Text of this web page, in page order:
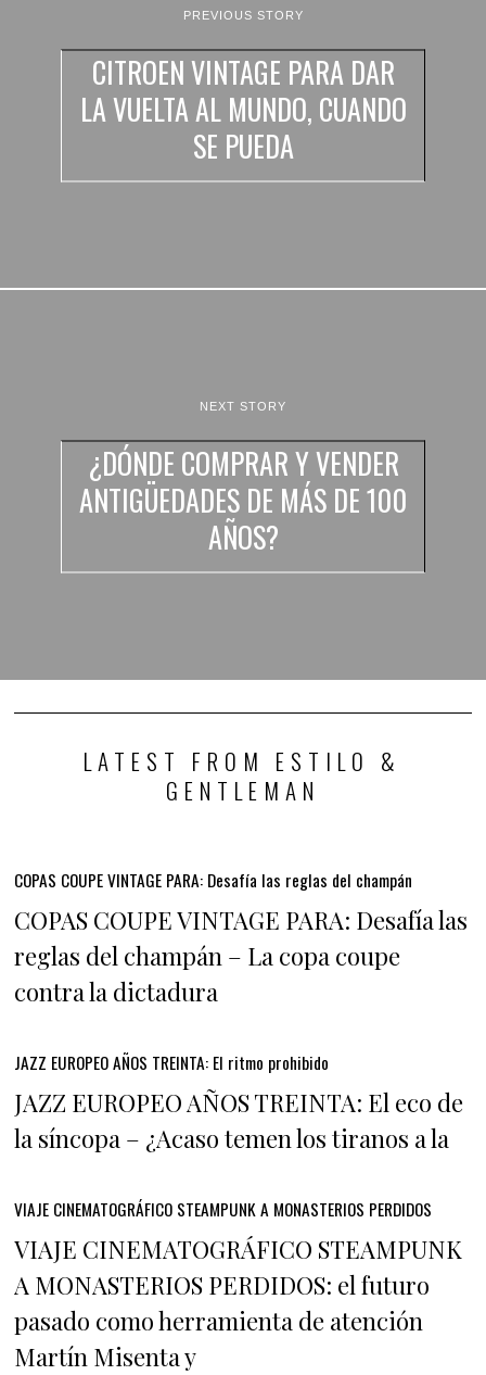
PREVIOUS STORY
CITROEN VINTAGE PARA DAR
LA VUELTA AL MUNDO, CUANDO
SE PUEDA
NEXT STORY
¿DÓNDE COMPRAR Y VENDER
ANTIGÜEDADES DE MÁS DE 100
AÑOS?
LATEST FROM ESTILO &
GENTLEMAN
COPAS COUPE VINTAGE PARA: Desafía las reglas del champán
COPAS COUPE VINTAGE PARA: Desafía las
reglas del champán – La copa coupe
contra la dictadura
JAZZ EUROPEO AÑOS TREINTA: El ritmo prohibido
JAZZ EUROPEO AÑOS TREINTA: El eco de
la síncopa – ¿Acaso temen los tiranos a la
VIAJE CINEMATOGRÁFICO STEAMPUNK A MONASTERIOS PERDIDOS
VIAJE CINEMATOGRÁFICO STEAMPUNK
A MONASTERIOS PERDIDOS: el futuro
pasado como herramienta de atención
Martín Misenta y